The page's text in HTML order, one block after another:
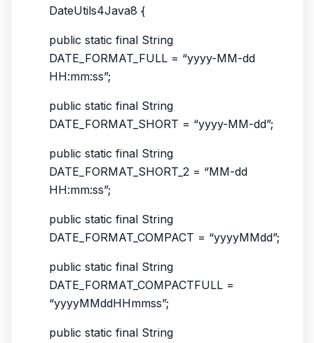
DateUtils4Java8 {
public static final String
DATE_FORMAT_FULL = “yyyy-MM-dd
HH:mm:ss”;
public static final String
DATE_FORMAT_SHORT = “yyyy-MM-dd”;
public static final String
DATE_FORMAT_SHORT_2 = “MM-dd
HH:mm:ss”;
public static final String
DATE_FORMAT_COMPACT = “yyyyMMdd”;
public static final String
DATE_FORMAT_COMPACTFULL =
“yyyyMMddHHmmss”;
public static final String